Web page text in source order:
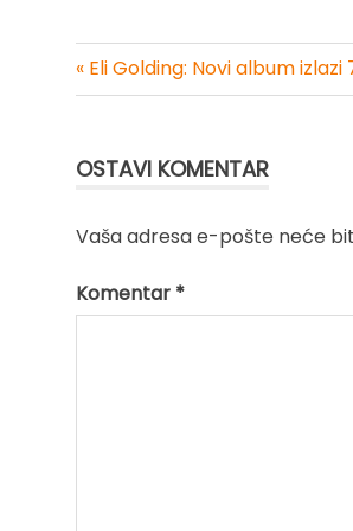
Kretanje
« Eli Golding: Novi album izlazi
OSTAVI KOMENTAR
Vaša adresa e-pošte neće
Komentar *